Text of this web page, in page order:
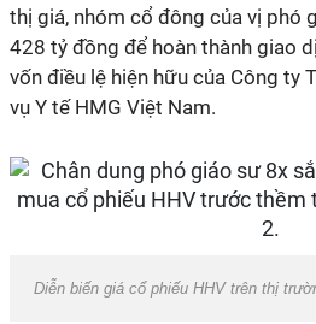
thị giá, nhóm cổ đông của vị phó
428 tỷ đồng để hoàn thành giao
vốn điều lệ hiện hữu của Công ty
vụ Y tế HMG Việt Nam.
Diễn biến giá cổ phiếu HHV trên thị